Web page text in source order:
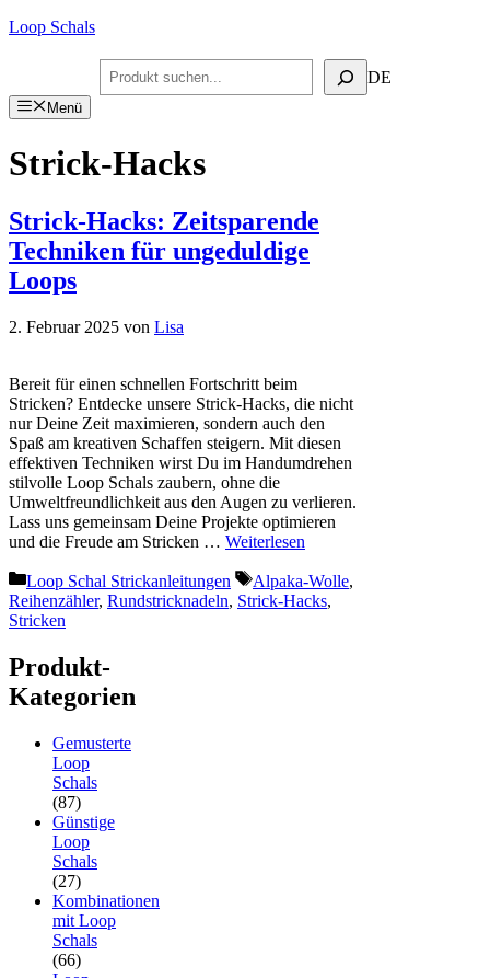
Zum
Loop Schals
Suchen DE
Menü
Strick-Hacks
Strick-Hacks: Zeitsparende
Techniken für ungeduldige
Loops
2. Februar 2025 von Lisa
Bereit für einen schnellen Fortschritt beim
Stricken? Entdecke unsere Strick-Hacks, die nicht
nur Deine Zeit maximieren, sondern auch den
Spaß am kreativen Schaffen steigern. Mit diesen
effektiven Techniken wirst Du im Handumdrehen
stilvolle Loop Schals zaubern, ohne die
Umweltfreundlichkeit aus den Augen zu verlieren.
Lass uns gemeinsam Deine Projekte optimieren
und die Freude am Stricken … Weiterlesen
Kategorien
Loop Schal Strickanleitungen Schlagwörter
Alpaka-Wolle,
Reihenzähler, Rundstricknadeln, Strick-Hacks,
Stricken
Produkt-
Kategorien
Gemusterte
Loop
Schals
(87)
Günstige
Loop
Schals
(27)
Kombinationen
mit Loop
Schals
(66)